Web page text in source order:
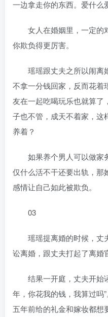
一边拿走你的东西。爱什么
女人在婚姻里，一定的
你欺负得更厉害。
瑶瑶跟丈夫之所以闹离
不拿一分钱回家，反而花着
友在一起吃喝玩乐也就算了
子也不管，成天不着家，这
养着？
如果养个男人可以做家
仅什么活不干还要出轨，那
感情让自己如此被欺负。
03
瑶瑶提离婚的时候，丈
讼离婚，跟丈夫打起了离婚
结果一开庭，丈夫开始
年，你花我的钱，我算过吗
五年前给的礼金和嫁妆都想